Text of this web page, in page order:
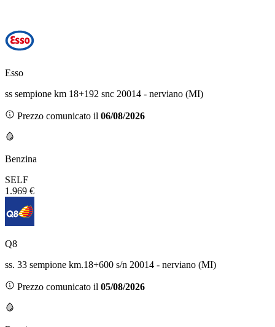
Esso
ss sempione km 18+192 snc 20014 - nerviano (MI)
Prezzo comunicato il 06/08/2026
Benzina
SELF
1.969 €
Q8
ss. 33 sempione km.18+600 s/n 20014 - nerviano (MI)
Prezzo comunicato il 05/08/2026